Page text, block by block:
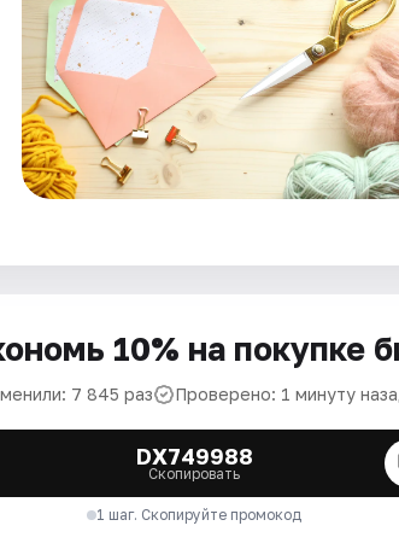
10% на покупке
7 845 раз Проверено: 1 минуту
DX749988
Скопировать
1 шаг. Скопируйте промокод